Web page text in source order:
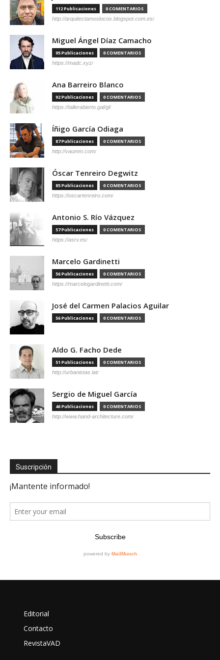
112 Publicaciones 0 COMENTARIOS
http://arquitectamoslocos.blogspot.com.es/
Miguel Ángel Díaz Camacho
95 Publicaciones 0 COMENTARIOS
https://madc.xyz/
Ana Barreiro Blanco
92 Publicaciones 0 COMENTARIOS
https://tallerabierto.gal/gl/
Íñigo García Odiaga
87 Publicaciones 0 COMENTARIOS
http://vaumm.com/
Óscar Tenreiro Degwitz
85 Publicaciones 0 COMENTARIOS
https://oscartenreiro.com/
Antonio S. Río Vázquez
57 Publicaciones 0 COMENTARIOS
https://asrv.es/
Marcelo Gardinetti
56 Publicaciones 0 COMENTARIOS
https://marcelogardinetti.com/
José del Carmen Palacios Aguilar
56 Publicaciones 0 COMENTARIOS
Aldo G. Facho Dede
51 Publicaciones 0 COMENTARIOS
http://urbanistas.lat/
Sergio de Miguel García
46 Publicaciones 0 COMENTARIOS
http://www.hand-architecture.com/
Suscripción
Editorial
Contacto
RevistaVAD